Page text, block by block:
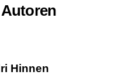
Hinnen